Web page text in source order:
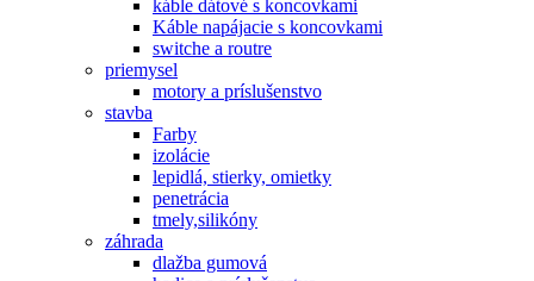
káble dátové s koncovkami
Káble napájacie s koncovkami
switche a routre
priemysel
motory a príslušenstvo
stavba
Farby
izolácie
lepidlá, stierky, omietky
penetrácia
tmely,silikóny
záhrada
dlažba gumová